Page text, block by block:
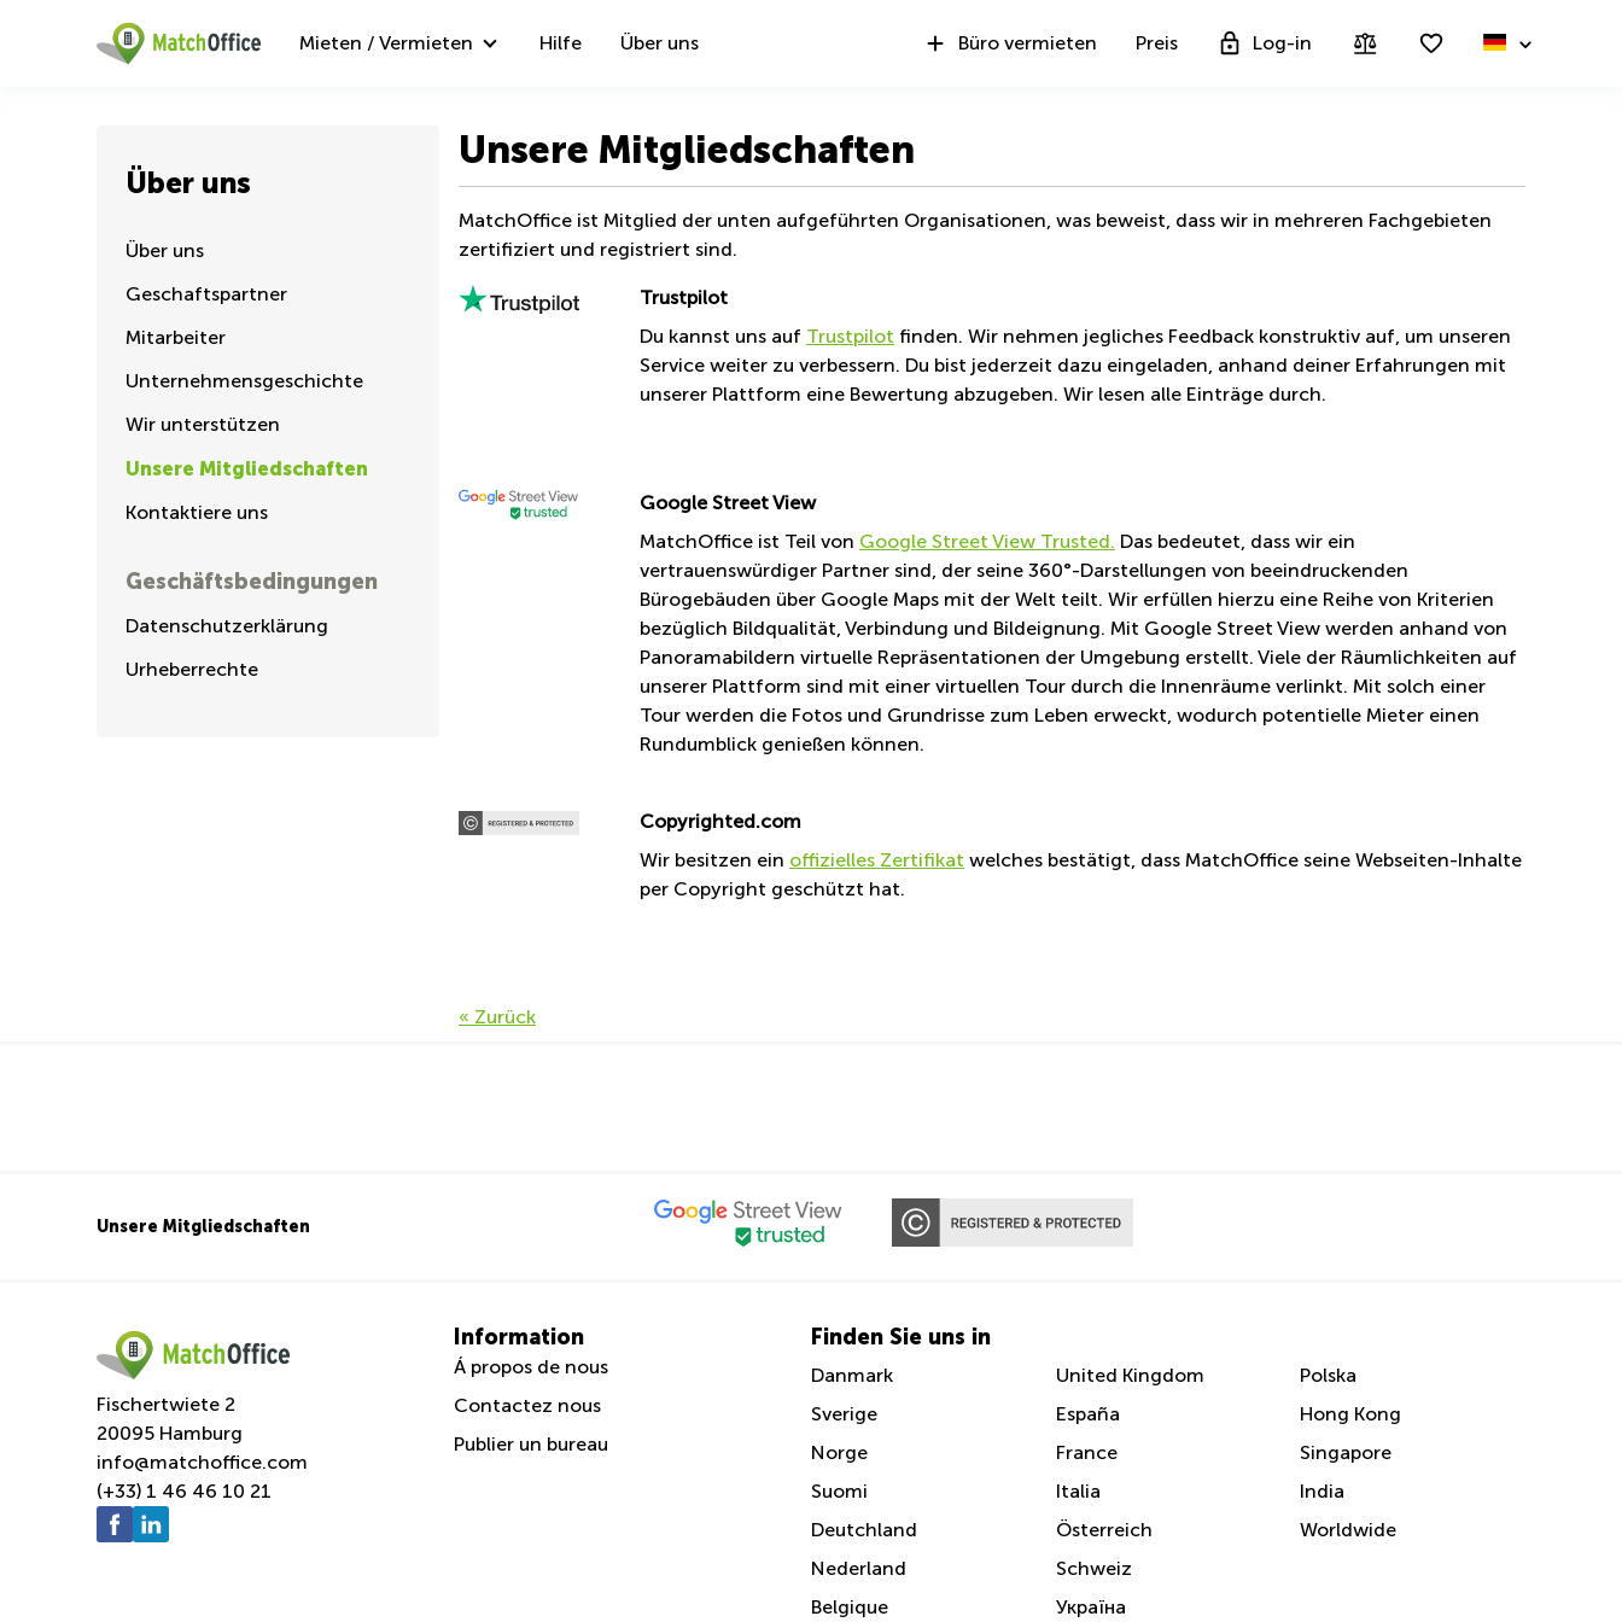
Mieten / Vermieten Hilfe Über uns Büro vermieten Preis Log-in
Über uns
Über uns
Geschaftspartner
Mitarbeiter
Unternehmensgeschichte
Wir unterstützen
Unsere Mitgliedschaften
Kontaktiere uns
Geschäftsbedingungen
Datenschutzerklärung
Urheberrechte
Unsere Mitgliedschaften
MatchOffice ist Mitglied der unten aufgeführten Organisationen, was beweist, dass wir in mehreren Fachgebieten
zertifiziert und registriert sind.
Trustpilot
Du kannst uns auf Trustpilot finden. Wir nehmen jegliches Feedback konstruktiv auf, um unseren
Service weiter zu verbessern. Du bist jederzeit dazu eingeladen, anhand deiner Erfahrungen mit
unserer Plattform eine Bewertung abzugeben. Wir lesen alle Einträge durch.
Google Street View
MatchOffice ist Teil von Google Street View Trusted. Das bedeutet, dass wir ein
vertrauenswürdiger Partner sind, der seine 360°-Darstellungen von beeindruckenden
Bürogebäuden über Google Maps mit der Welt teilt. Wir erfüllen hierzu eine Reihe von Kriterien
bezüglich Bildqualität, Verbindung und Bildeignung. Mit Google Street View werden anhand von
Panoramabildern virtuelle Repräsentationen der Umgebung erstellt. Viele der Räumlichkeiten auf
unserer Plattform sind mit einer virtuellen Tour durch die Innenräume verlinkt. Mit solch einer
Tour werden die Fotos und Grundrisse zum Leben erweckt, wodurch potentielle Mieter einen
Rundumblick genießen können.
Copyrighted.com
Wir besitzen ein offizielles Zertifikat welches bestätigt, dass MatchOffice seine Webseiten-Inhalte
per Copyright geschützt hat.
« Zurück
Unsere Mitgliedschaften
Fischertwiete 2
20095 Hamburg
info@matchoffice.com
(+33) 1 46 46 10 21
Information
Á propos de nous
Contactez nous
Publier un bureau
Finden Sie uns in
Danmark
Sverige
Norge
Suomi
Deutchland
Nederland
Belgique
United Kingdom
España
France
Italia
Österreich
Schweiz
Україна
Polska
Hong Kong
Singapore
India
Worldwide